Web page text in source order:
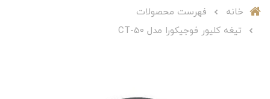
خانه
فهرست محصولات
تیغه کلیور فوجیکورا مدل CT-50